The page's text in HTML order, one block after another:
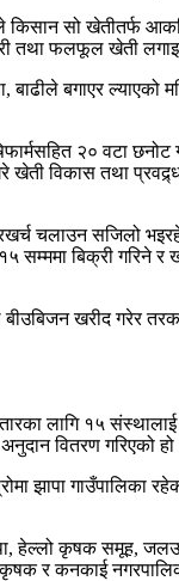
किसान सो खेतीतर्फ
तथा फलफूल खेती
बाढीले बगाएर
२० वटा
खेती विकास तथा
चलाउन सजिलो
बिक्री गरिने
खरीद गरेर
लागि १५
वितरण गरिएको हो
झापा गाउँपालिका
कृषक समूह,
र कनकाई